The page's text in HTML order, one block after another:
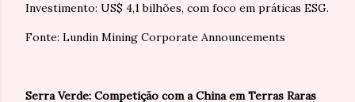
Investimento: US$ 4,1 bilhões, com foco em práticas ESG.
Fonte: Lundin Mining Corporate Announcements
Serra Verde: Competição com a China em Terras Raras